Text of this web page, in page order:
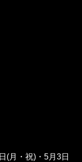
(月・祝)・5月3日